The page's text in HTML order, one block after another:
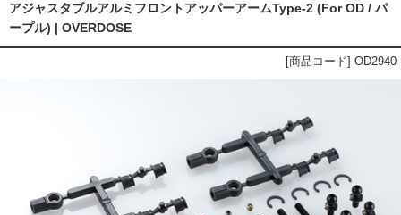
アジャスタブルアルミフロントアッパーアームType-2 (For OD / パ
ープル) | OVERDOSE
[商品コード] OD2940